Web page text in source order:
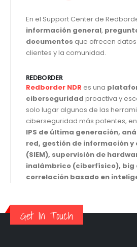
En el Support Center de
información general,
documentos que ofrecen
clientes y la comunidad.
REDBORDER
Redborder NDR es una
ciberseguridad proactiva y
solo lugar algunas de las
ciberseguridad más potentes,
IPS de última generación,
red, gestión de información
(SIEM), supervisión de
inalámbrico (ciberfísico), big
correlación basado en
Get In Touch